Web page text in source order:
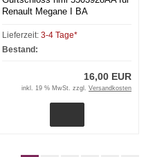
Renault Megane I BA
Lieferzeit: 3-4 Tage*
Bestand:
16,00 EUR
inkl. 19 % MwSt. zzgl. Versandkosten